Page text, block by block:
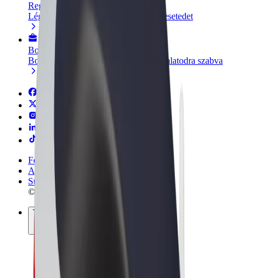
Regisztrálj flottatulajdonosként
Légy Bolt flottapartner és növeld keresetedet
Bolt for Business
Bolt termékek és szolgáltatások a vállalatodra szabva
Felhasználási feltételek
Adatvédelem
Sütik
© 2026 Bolt Technology OÜ
Termékek
Utazás
Rollerek